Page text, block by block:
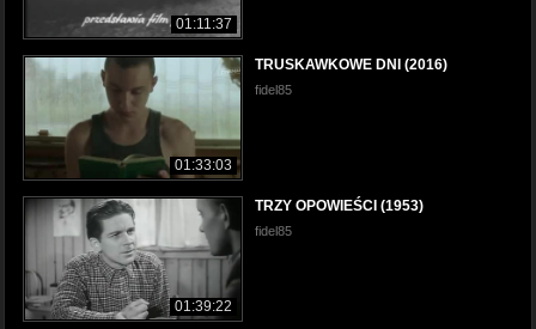
01:11:37
01:33:03
TRUSKAWKOWE DNI (2016)
fidel85
01:39:22
TRZY OPOWIEŚCI (1953)
fidel85